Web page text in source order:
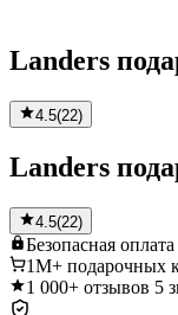
Landers
4.5(22)
Landers
4.5(22)
Безопасная оплата
1M+ подарочных
1 000+ отзывов 5